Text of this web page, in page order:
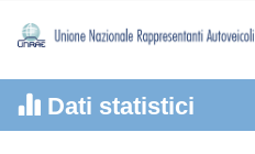
Dati statistici